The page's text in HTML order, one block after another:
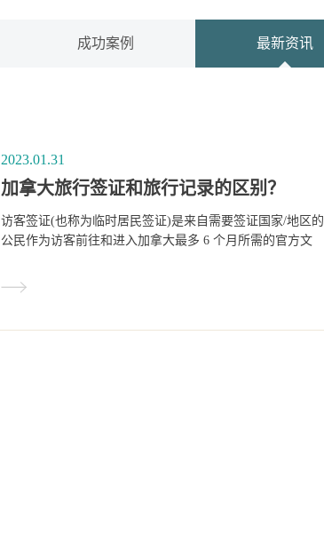
成功案例 最新资讯
2023.01.31
加拿大旅行签证和旅行记录的区别？
访客签证(也称为临时居民签证)是来自需要签证国家/地区的
公民作为访客前往和进入加拿大最多 6 个月所需的官方文
拿大的要求。